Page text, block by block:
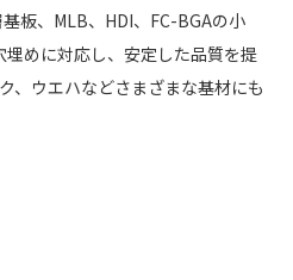
板、MLB、HDI、FC-BGAの小
埋めに対応し、安定した品質を提
、ウエハなどさまざまな基材にも